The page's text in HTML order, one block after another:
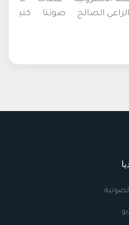
الراعي الصالح صوتنا
كني